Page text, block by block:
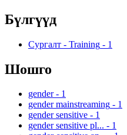
Бүлгүүд
Сургалт - Training - 1
Шошго
gender - 1
gender mainstreaming - 1
gender sensitive - 1
gender sensitive pl... - 1